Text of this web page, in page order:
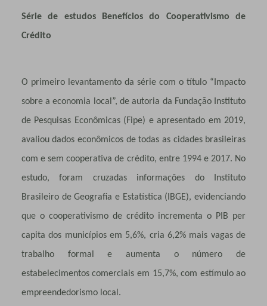
Série de estudos Benefícios do Cooperativismo de
Crédito
O primeiro levantamento da série com o título “Impacto
sobre a economia local”, de autoria da Fundação Instituto
de Pesquisas Econômicas (Fipe) e apresentado em 2019,
avaliou dados econômicos de todas as cidades brasileiras
com e sem cooperativa de crédito, entre 1994 e 2017. No
estudo, foram cruzadas informações do Instituto
Brasileiro de Geografia e Estatística (IBGE), evidenciando
que o cooperativismo de crédito incrementa o PIB per
capita dos municípios em 5,6%, cria 6,2% mais vagas de
trabalho formal e aumenta o número de
estabelecimentos comerciais em 15,7%, com estímulo ao
empreendedorismo local.